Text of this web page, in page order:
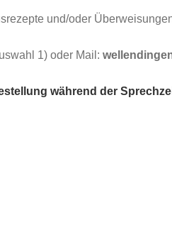
und/oder
1) oder Mail:
während der